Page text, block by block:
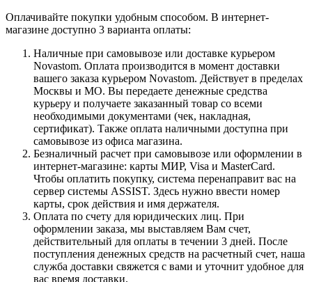
Оплачивайте покупки удобным способом. В интернет-
магазине доступно 3 варианта оплаты:
Наличные при самовывозе или доставке курьером
Novastom. Оплата производится в момент доставки
вашего заказа курьером Novastom. Действует в пределах
Москвы и МО. Вы передаете денежные средства
курьеру и получаете заказанный товар со всеми
необходимыми документами (чек, накладная,
сертификат). Также оплата наличными доступна при
самовывозе из офиса магазина.
Безналичный расчет при самовывозе или оформлении в
интернет-магазине: карты МИР, Visa и MasterCard.
Чтобы оплатить покупку, система перенаправит вас на
сервер системы ASSIST. Здесь нужно ввести номер
карты, срок действия и имя держателя.
Оплата по счету для юридических лиц. При
оформлении заказа, мы выставляем Вам счет,
действительный для оплаты в течении 3 дней. После
поступления денежных средств на расчетный счет, наша
служба доставки свяжется с вами и уточнит удобное для
вас время доставки.